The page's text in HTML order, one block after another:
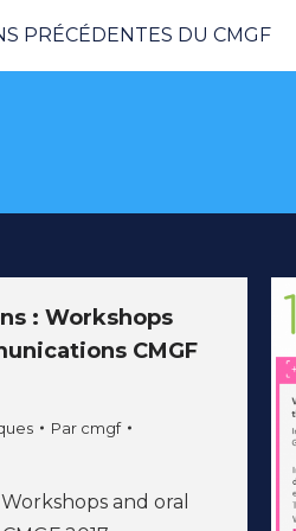
PRÉCÉDENTES DU CMGF
: Workshops
CMGF
Par cmgf
and oral